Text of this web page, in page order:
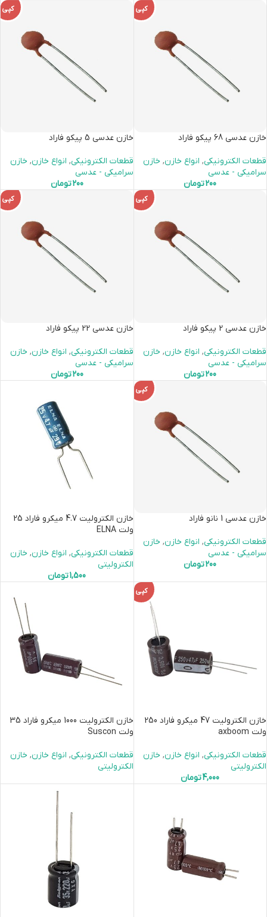
کپی
خازن عدسی 68 پیکو فاراد
قطعات الکترونیکی, انواع خازن, خازن
سرامیکی - عدسی
200تومان
کپی
خازن عدسی 5 پیکو فاراد
قطعات الکترونیکی, انواع خازن, خازن
سرامیکی - عدسی
200تومان
کپی
خازن عدسی 2 پیکو فاراد
قطعات الکترونیکی, انواع خازن, خازن
سرامیکی - عدسی
200تومان
کپی
خازن عدسی 22 پیکو فاراد
قطعات الکترونیکی, انواع خازن, خازن
سرامیکی - عدسی
200تومان
کپی
خازن عدسی 1 نانو فاراد
قطعات الکترونیکی, انواع خازن, خازن
سرامیکی - عدسی
200تومان
خازن الکترولیت 4.7 میکرو فاراد 25
ولت ELNA
قطعات الکترونیکی, انواع خازن, خازن
الکترولیتی
1,500تومان
کپی
خازن الکترولیت 47 میکرو فاراد 250
ولت axboom
قطعات الکترونیکی, انواع خازن, خازن
الکترولیتی
4,000تومان
خازن الکترولیت 1000 میکرو فاراد 35
ولت Suscon
قطعات الکترونیکی, انواع خازن, خازن
الکترولیتی